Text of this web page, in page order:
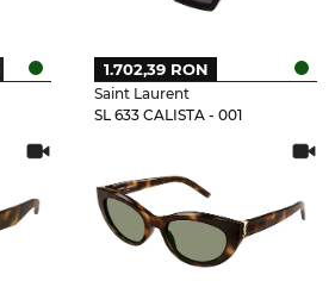
Saint Laurent
SL 633 CALISTA - 001
1.702,39 RON